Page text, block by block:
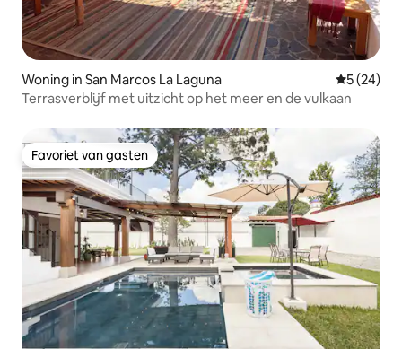
Woning in San Marcos La Laguna
5 (24)
Terrasverblijf met uitzicht op het meer en de vulkaan
Favoriet van gasten
Favoriet van gasten